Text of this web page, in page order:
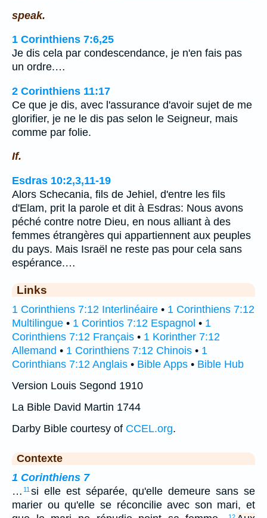
speak.
1 Corinthiens 7:6,25
Je dis cela par condescendance, je n'en fais pas
un ordre.…
2 Corinthiens 11:17
Ce que je dis, avec l'assurance d'avoir sujet de me
glorifier, je ne le dis pas selon le Seigneur, mais
comme par folie.
If.
Esdras 10:2,3,11-19
Alors Schecania, fils de Jehiel, d'entre les fils
d'Elam, prit la parole et dit à Esdras: Nous avons
péché contre notre Dieu, en nous alliant à des
femmes étrangères qui appartiennent aux peuples
du pays. Mais Israël ne reste pas pour cela sans
espérance.…
Links
1 Corinthiens 7:12 Interlinéaire • 1 Corinthiens 7:12
Multilingue • 1 Corintios 7:12 Espagnol • 1
Corinthiens 7:12 Français • 1 Korinther 7:12
Allemand • 1 Corinthiens 7:12 Chinois • 1
Corinthians 7:12 Anglais • Bible Apps • Bible Hub
Version Louis Segond 1910
La Bible David Martin 1744
Darby Bible courtesy of CCEL.org.
Contexte
1 Corinthiens 7
… 11 si elle est séparée, qu'elle demeure sans se
marier ou qu'elle se réconcilie avec son mari, et